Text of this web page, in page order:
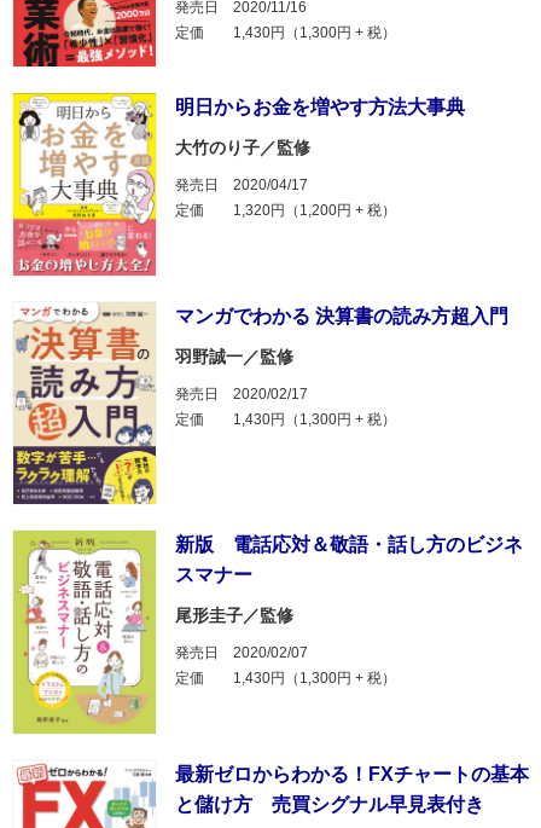
発売日
2020/11/16
定価
1,430円（1,300円 + 税）
明日からお金を増やす方法大事典
大竹のり子／監修
発売日
2020/04/17
定価
1,320円（1,200円 + 税）
マンガでわかる 決算書の読み方超入門
羽野誠一／監修
発売日
2020/02/17
定価
1,430円（1,300円 + 税）
新版 電話応対＆敬語・話し方のビジネ
スマナー
尾形圭子／監修
発売日
2020/02/07
定価
1,430円（1,300円 + 税）
最新ゼロからわかる！FXチャートの基本
と儲け方 売買シグナル早見表付き